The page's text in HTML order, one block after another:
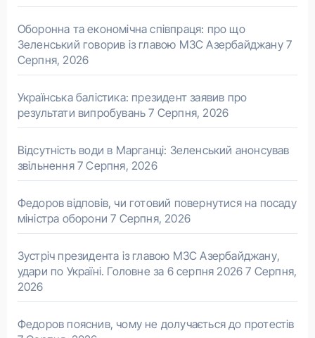
Оборонна та економічна співпраця: про що
Зеленський говорив із главою МЗС Азербайджану 7
Серпня, 2026
Українська балістика: президент заявив про
результати випробувань 7 Серпня, 2026
Відсутність води в Марганці: Зеленський анонсував
звільнення 7 Серпня, 2026
Федоров відповів, чи готовий повернутися на посаду
міністра оборони 7 Серпня, 2026
Зустріч президента із главою МЗС Азербайджану,
удари по Україні. Головне за 6 серпня 2026 7 Серпня,
2026
Федоров пояснив, чому не долучається до протестів